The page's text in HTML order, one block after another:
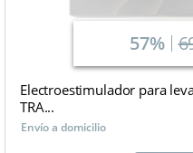
57%
Electroestimulador para
TRA...
Envío a domicilio